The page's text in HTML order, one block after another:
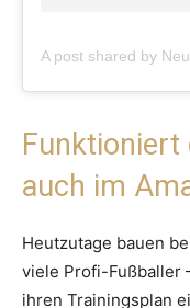
auch im
Heutzutage bauen
viele Profi-Fußballer
ihren Trainingsplan